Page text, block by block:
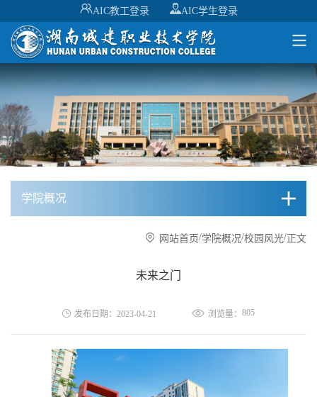
AIC教工登录 AIC学生登录
学院概况
网站首页/学院概况/校园风光/正文
未来之门
发布日期：2023-04-21 浏览量： 805